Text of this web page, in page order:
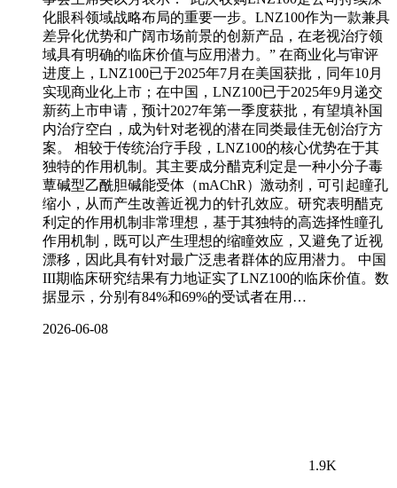
化眼科领域战略布局的重要一步。LNZ100作为一款兼具
差异化优势和广阔市场前景的创新产品，在老视治疗领
域具有明确的临床价值与应用潜力。” 在商业化与审评
进度上，LNZ100已于2025年7月在美国获批，同年10月
实现商业化上市；在中国，LNZ100已于2025年9月递交
新药上市申请，预计2027年第一季度获批，有望填补国
内治疗空白，成为针对老视的潜在同类最佳无创治疗方
案。 相较于传统治疗手段，LNZ100的核心优势在于其
独特的作用机制。其主要成分醋克利定是一种小分子毒
蕈碱型乙酰胆碱能受体（mAChR）激动剂，可引起瞳孔
缩小，从而产生改善近视力的针孔效应。研究表明醋克
利定的作用机制非常理想，基于其独特的高选择性瞳孔
作用机制，既可以产生理想的缩瞳效应，又避免了近视
漂移，因此具有针对最广泛患者群体的应用潜力。 中国
III期临床研究结果有力地证实了LNZ100的临床价值。数
据显示，分别有84%和69%的受试者在用…
2026-06-08
1.9K